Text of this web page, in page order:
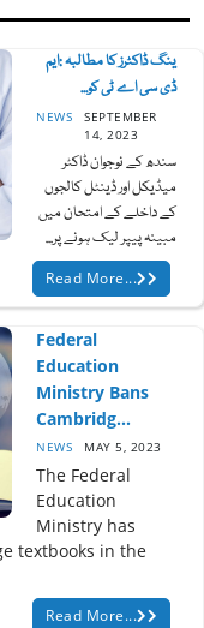
ینگ ڈاکٹرز کا مطالبہ :ایم
ڈی سی اے ٹی کو...
NEWS
SEPTEMBER
14, 2023
سندھ کے نوجوان ڈاکٹر
میڈیکل اور ڈینٹل کالجوں
کے داخلے کے امتحان میں
مبینہ پیپر لیک ہونے پر...
Read More...
Federal
Education
Ministry Bans
Cambridg...
NEWS MAY 5, 2023
The Federal
Education
Ministry has
textbooks in the
Read More...